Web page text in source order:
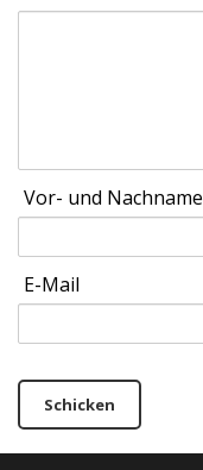
Vor- und Nachname
E-Mail
Schicken